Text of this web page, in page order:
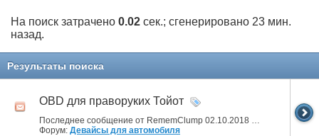
На поиск затрачено 0.02 сек.; сгенерировано 23 мин.
назад.
Результаты поиска
OBD для праворуких Тойот
Форум: Девайсы для автомобиля